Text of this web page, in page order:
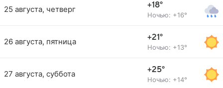
25 августа, четверг +18°
Ночью: +16°
26 августа, пятница +21°
Ночью: +13°
27 августа, суббота +25°
Ночью: +14°